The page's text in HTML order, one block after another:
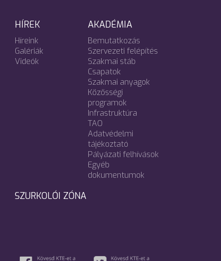
HÍREK
Híreink
Galériák
Videók
AKADÉMIA
Bemutatkozás
Szervezeti felépítés
Szakmai stáb
Csapatok
Szakmai anyagok
Közösségi
programok
Infrastruktúra
TAO
Adatvédelmi
tájékoztató
Pályázati felhívások
Egyéb
dokumentumok
SZURKOLÓI ZÓNA